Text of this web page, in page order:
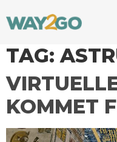
TAG:
KOMMET